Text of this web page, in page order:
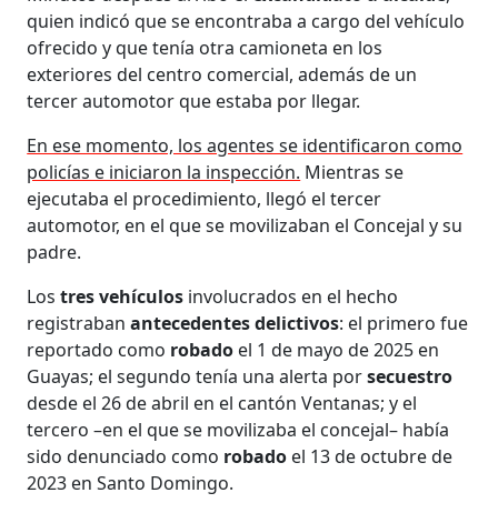
quien indicó que se encontraba a cargo del vehículo
ofrecido y que tenía otra camioneta en los
exteriores del centro comercial, además de un
tercer automotor que estaba por llegar.
En ese momento, los agentes se identificaron como
policías e iniciaron la inspección. Mientras se
ejecutaba el procedimiento, llegó el tercer
automotor, en el que se movilizaban el Concejal y su
padre.
Los tres vehículos involucrados en el hecho
registrabanantecedentes delictivos: el primero fue
reportado como robado el 1 de mayo de 2025 en
Guayas; el segundo tenía una alerta porsecuestro
desde el 26 de abril en el cantón Ventanas; y el
tercero –en el que se movilizaba el concejal– había
sido denunciado como robado el 13 de octubre de
2023 en Santo Domingo.